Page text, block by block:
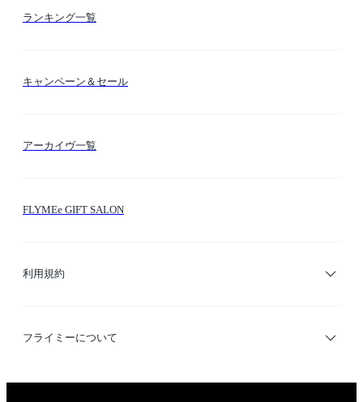
カテゴリー検索
ランキング一覧
キャンペーン＆セール
アーカイヴ一覧
FLYMEe GIFT SALON
利用規約
利用規約
フライミーについて